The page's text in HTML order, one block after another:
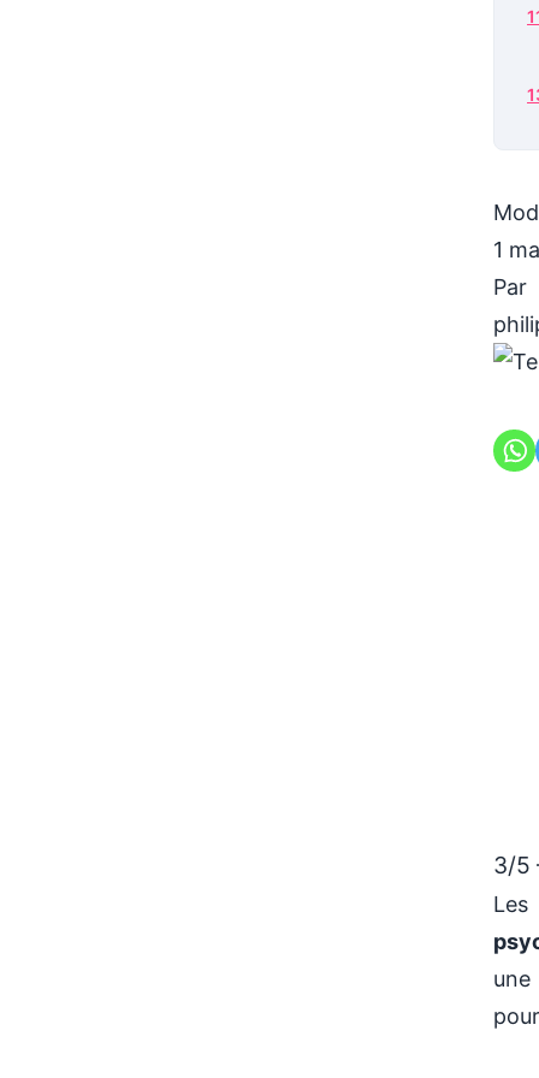
1
Par
3/5
une